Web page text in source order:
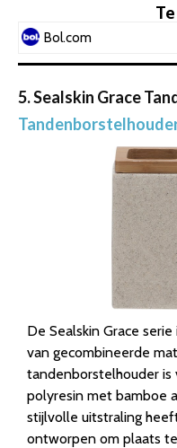
Bol.com
5. Sealskin Grace
De Sealskin Grace
van gecombineerde
tandenborstelhouder is
polyresin met bamboe
stijlvolle uitstraling
ontworpen om plaats